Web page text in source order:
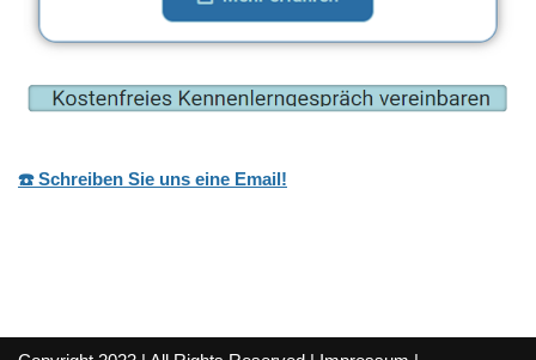
☎️ Schreiben Sie uns eine Email!